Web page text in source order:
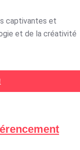
captivantes et
et de la créativité